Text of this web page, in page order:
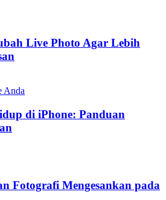
Live Photo Agar Lebih
di iPhone: Panduan
Fotografi Mengesankan pada